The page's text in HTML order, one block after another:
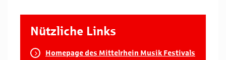
Nützliche Links
Homepage des Mittelrhein Musik Festivals